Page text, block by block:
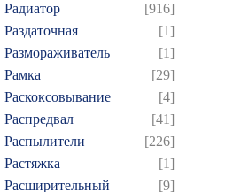
Радиатор
[916]
Раздаточная
[1]
Размораживатель
[1]
Рамка
[29]
Раскоксовывание
[4]
Распредвал
[41]
Распылители
[226]
Растяжка
[1]
Расширительный
[9]